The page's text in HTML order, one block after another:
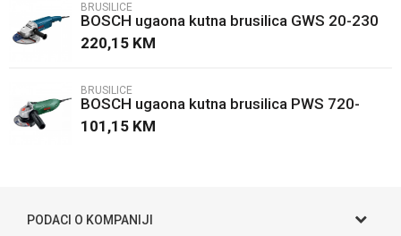
Poruka
BRUSILICE
BOSCH ugaona kutna brusilica GWS 20-230
H
220,15 KM
BRUSILICE
BOSCH ugaona kutna brusilica PWS 720-
115
101,15 KM
PODACI O KOMPANIJI